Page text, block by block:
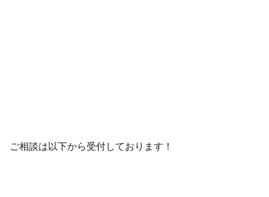
ご相談は以下から受付しております！